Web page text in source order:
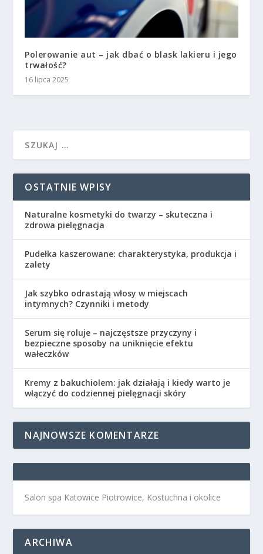
Polerowanie aut – jak dbać o blask lakieru i jego
trwałość?
16 lipca 2025
OSTATNIE WPISY
Naturalne kosmetyki do twarzy – skuteczna i
zdrowa pielęgnacja
Pudełka kaszerowane: charakterystyka, produkcja i
zalety
Jak szybko odrastają włosy w miejscach
intymnych? Czynniki i metody
Serum się roluje – najczęstsze przyczyny i
bezpieczne sposoby na uniknięcie efektu
wałeczków
Kremy z bakuchiolem: jak działają i kiedy warto je
włączyć do codziennej pielęgnacji skóry
NAJNOWSZE KOMENTARZE
Salon spa Katowice Piotrowice, Kostuchna i okolice
ARCHIWA